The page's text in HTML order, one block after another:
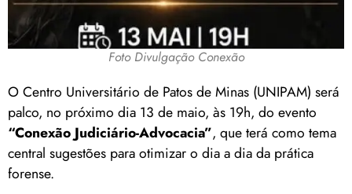
Foto Divulgação Conexão
O Centro Universitário de Patos de Minas (UNIPAM) será
palco, no próximo dia 13 de maio, às 19h, do evento
“Conexão Judiciário-Advocacia”, que terá como tema
central sugestões para otimizar o dia a dia da prática
forense.